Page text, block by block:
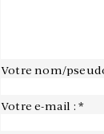
Votre nom/
Votre e-mail : *